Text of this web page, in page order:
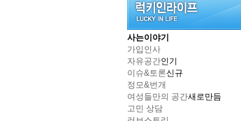
사는이야기
가입인사
자유공간인기
이슈&토론신규
정모&번개
여성들만의 공간새로만듬
고민 상담